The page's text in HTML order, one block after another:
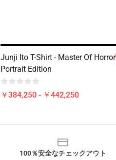
Junji Ito T-Shirt - Master Of Horror
Portrait Edition
￥384,250 - ￥442,250
100％安全なチェックアウト